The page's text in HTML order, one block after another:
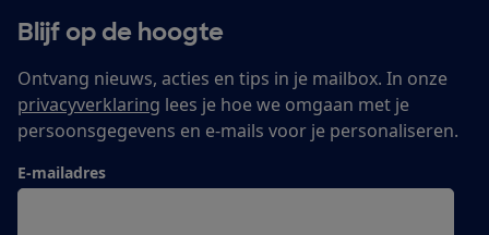
Blijf op de hoogte
Ontvang nieuws, acties en tips in je mailbox. In onze
privacyverklaring lees je hoe we omgaan met je
persoonsgegevens en e-mails voor je personaliseren.
E-mailadres